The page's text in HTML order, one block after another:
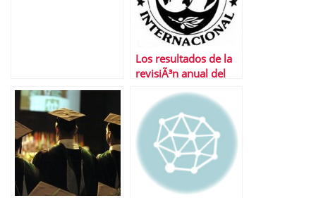
Los resultados de la
revisiÃ³n anual del
espaÃ±ola